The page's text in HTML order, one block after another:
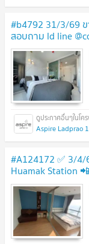
#b4792 31/3/69
สอบถาม ld line
Aspire Ladprao
#A124172 ✅ 3/4/
Huamak Station